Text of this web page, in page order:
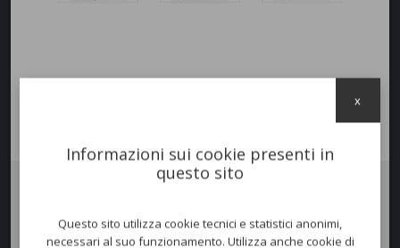
incrociate, immerse in schiuma di poliuretano espanso, con schienale
leggermente elastico ed accogliente. I rivestimenti possono essere in
Informazioni sui cookie presenti in
questo sito
Questo sito utilizza cookie tecnici e statistici anonimi,
necessari al suo funzionamento. Utilizza anche cookie di
x